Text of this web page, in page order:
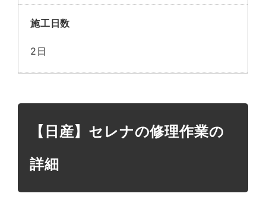
施工日数
2日
【日産】セレナの修理作業の
詳細